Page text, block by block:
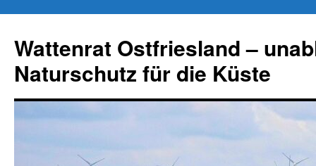
springen
Wattenrat Ostfriesland –
Naturschutz für die Küste